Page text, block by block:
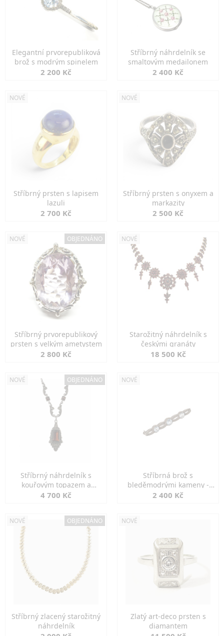
Elegantní prvorepubliková
brož s modrým spinelem
2 200 Kč
Stříbrný náhrdelník se
smaltovým medailonem
2 400 Kč
NOVÉ
Stříbrný prsten s lapisem
lazuli
2 700 Kč
NOVÉ
Stříbrný prsten s onyxem a
markazity
2 500 Kč
NOVÉ OBJEDNÁNO
Stříbrný prvorepublikový
prsten s velkým ametystem
2 800 Kč
NOVÉ
Starožitný náhrdelník s
českými granáty
18 500 Kč
NOVÉ OBJEDNÁNO
Stříbrný náhrdelník s
kouřovým topazem a
markazity
4 700 Kč
NOVÉ
Stříbrná brož s
bleděmodrými kameny -
jemná elegance
2 400 Kč
NOVÉ OBJEDNÁNO
Stříbrný zlacený starožitný
náhrdelník
NOVÉ
Zlatý art-deco prsten s
diamantem